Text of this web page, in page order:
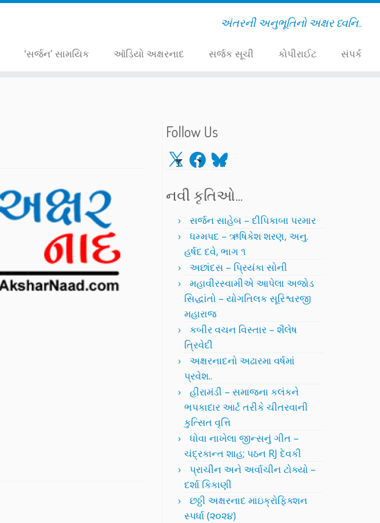
અંતરની અનુભૂતિનો અક્ષર ધ્વનિ..
‘સર્જન’ સામયિક ઑડિયો અક્ષરનાદ સર્જક સૂચી કોપીરાઈટ સંપર્ક
Follow Us
X Facebook
Bluesky
નવી કૃતિઓ…
સર્જન સાહેબ – દીપિકાબા પરમાર
ધમ્મપદ – ઋષિકેશ શરણ, અનુ.
હર્ષદ દવે, ભાગ ૧
અછાંદસ – પ્રિયંકા સોની
મહાવીરસ્વામીએ આપેલા અજોડ
સિદ્ધાંતો – યોગતિલક સૂરિશ્વરજી
મહારાજ
કબીર વચન વિસ્તાર – શૈલેષ
ત્રિવેદી
અક્ષરનાદનો અઢારમા વર્ષમાં
પ્રવેશ..
હીરામંડી – સમાજના કલંકને
ભપકાદાર આર્ટ તરીકે ચીતરવાની
કુત્સિત વૃત્તિ
ધોવા નાખેલા જીન્સનું ગીત –
ચંદ્રકાન્ત શાહ; પઠન RJ દેવકી
પ્રાચીન અને અર્વાચીન ટોક્યો –
દર્શા કિકાણી
છઠ્ઠી અક્ષરનાદ માઇક્રોફિક્શન
સ્પર્ધા (૨૦૨૪)